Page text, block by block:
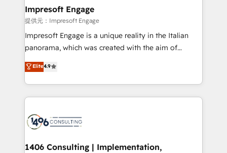
products and strategies that actually make a
difference.
Impresoft Engage
提供元：Impresoft Engage
Impresoft Engage is a unique reality in the Italian
panorama, which was created with the aim of
putting Customer Experience at the center by
creating digital environments capable of integrating
people, processes and data. We offer the best
digital solutions on the market, ranging from CRM
marketing automation to online and offline sales
allowing companies to optimize processes and meet
Elite4.9
1406 Consulting | Implementation,